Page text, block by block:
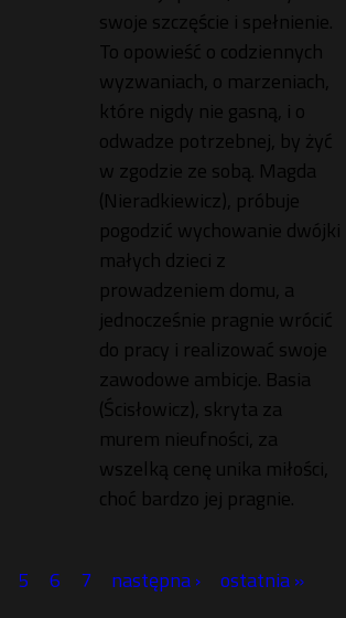
swoje szczęście i spełnienie.
To opowieść o codziennych
wyzwaniach, o marzeniach,
które nigdy nie gasną, i o
odwadze potrzebnej, by żyć
w zgodzie ze sobą. Magda
(Nieradkiewicz), próbuje
pogodzić wychowanie dwójki
małych dzieci z
prowadzeniem domu, a
jednocześnie pragnie wrócić
do pracy i realizować swoje
zawodowe ambicje. Basia
(Ścisłowicz), skryta za
murem nieufności, za
wszelką cenę unika miłości,
choć bardzo jej pragnie.
5 6 7 następna › ostatnia »